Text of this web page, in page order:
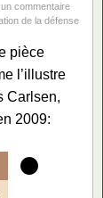
commentaire
de la défense
pièce
l’illustre
Carlsen,
2009: